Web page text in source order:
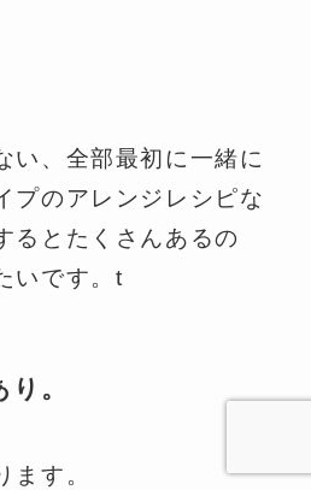
い、全部最初に一緒に
プのアレンジレシピな
るとたくさんあるの
いです。t
。
ます。